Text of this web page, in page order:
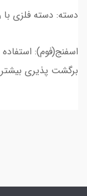
دسته: دسته فلزی
برگشت پذیری بیشتر